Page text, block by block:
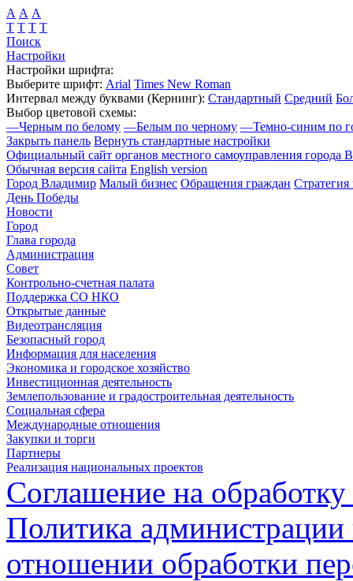
А А А
Т Т Т Т
Поиск
Настройки
Настройки шрифта:
Выберите шрифт: Arial Times New Roman
Интервал между буквами (Кернинг): Стандартный Средний
Выбор цветовой схемы:
—Черным по белому —Белым по черному —Темно-синим по
Закрыть панель Вернуть стандартные настройки
Официальный сайт органов местного самоуправления города
Обычная версия сайта English version
Город Владимир Малый бизнес Обращения граждан Стратегия
День Победы
Новости
Город
Глава города
Администрация
Совет
Контрольно-счетная палата
Поддержка СО НКО
Открытые данные
Видеотрансляция
Безопасный город
Информация для населения
Экономика и городское хозяйство
Инвестиционная деятельность
Землепользование и градостроительная деятельность
Социальная сфера
Международные отношения
Закупки и торги
Партнеры
Реализация национальных проектов
Соглашение на
Политика
отношении обработки